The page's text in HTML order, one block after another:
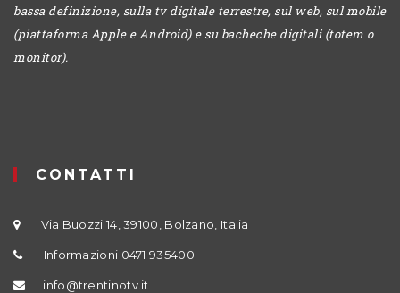
bassa definizione, sulla tv digitale terrestre, sul web, sul mobile
(piattaforma Apple e Android) e su bacheche digitali (totem o
monitor).
CONTATTI
Via Buozzi 14, 39100, Bolzano, Italia
Informazioni 0471 935400
info@trentinotv.it